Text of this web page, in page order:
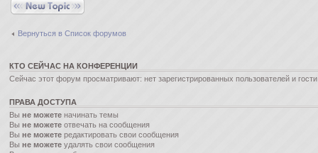
Вернуться в Список форумов
КТО СЕЙЧАС НА КОНФЕРЕНЦИИ
Сейчас этот форум просматривают: нет зарегистрированных пользователей и
ПРАВА ДОСТУПА
Вы не можете начинать темы
Вы не можете отвечать на сообщения
Вы не можете редактировать свои сообщения
Вы не можете удалять свои сообщения